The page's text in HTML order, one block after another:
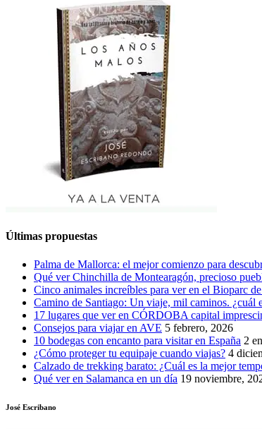
Últimas propuestas
Palma de Mallorca: el mejor comienzo para
Qué ver Chinchilla de Montearagón, precioso
Cinco animales increíbles para ver en el Bioparc
Camino de Santiago: Un viaje, mil caminos. ¿cuál
17 lugares que ver en CÓRDOBA capital
Consejos para viajar en AVE 5 febrero, 2026
10 bodegas con encanto para visitar en España 2
¿Cómo proteger tu equipaje cuando viajas? 4
Calzado de trekking barato: ¿Cuál es la mejor
Qué ver en Salamanca en un día 19 noviembre,
José Escribano